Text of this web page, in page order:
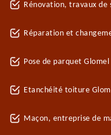
Rénovation, travaux de
Réparation et
Pose de parquet Glomel
Etanchéité toiture
Maçon, entreprise de